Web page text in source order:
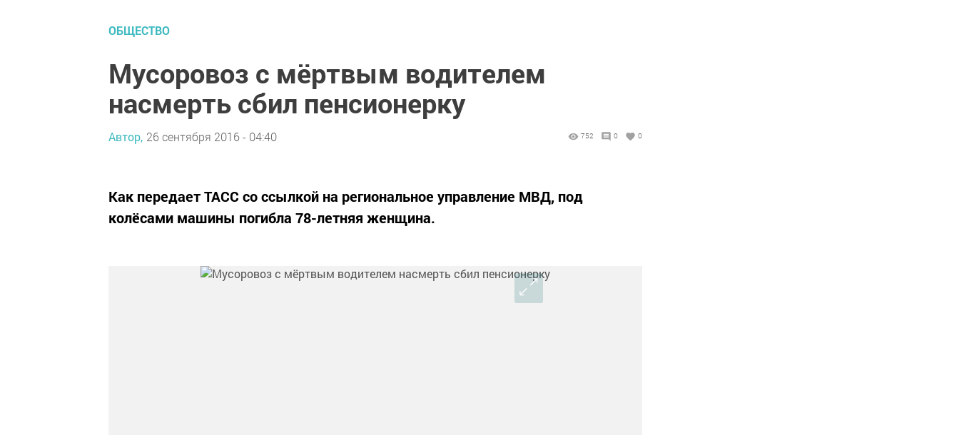
ОБЩЕСТВО
Мусоровоз с мёртвым водителем
насмерть сбил пенсионерку
Автор, 26 сентября 2016 - 04:40 752 0 0
Как передает ТАСС со ссылкой на региональное управление МВД, под
колёсами машины погибла 78-летняя женщина.